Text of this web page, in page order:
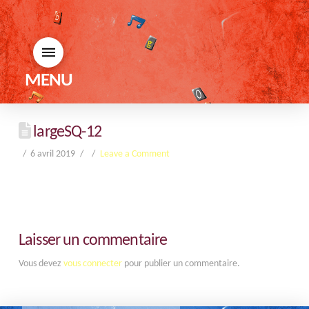
MENU
largeSQ-12
6 avril 2019 Leave a Comment
Laisser un commentaire
Vous devez vous connecterpour publier un commentaire.